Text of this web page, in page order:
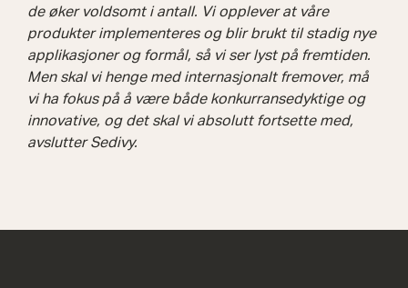
de øker voldsomt i antall. Vi opplever at våre
produkter implementeres og blir brukt til stadig nye
applikasjoner og formål, så vi ser lyst på fremtiden.
Men skal vi henge med internasjonalt fremover, må
vi ha fokus på å være både konkurransedyktige og
innovative, og det skal vi absolutt fortsette med,
avslutter Sedivy.